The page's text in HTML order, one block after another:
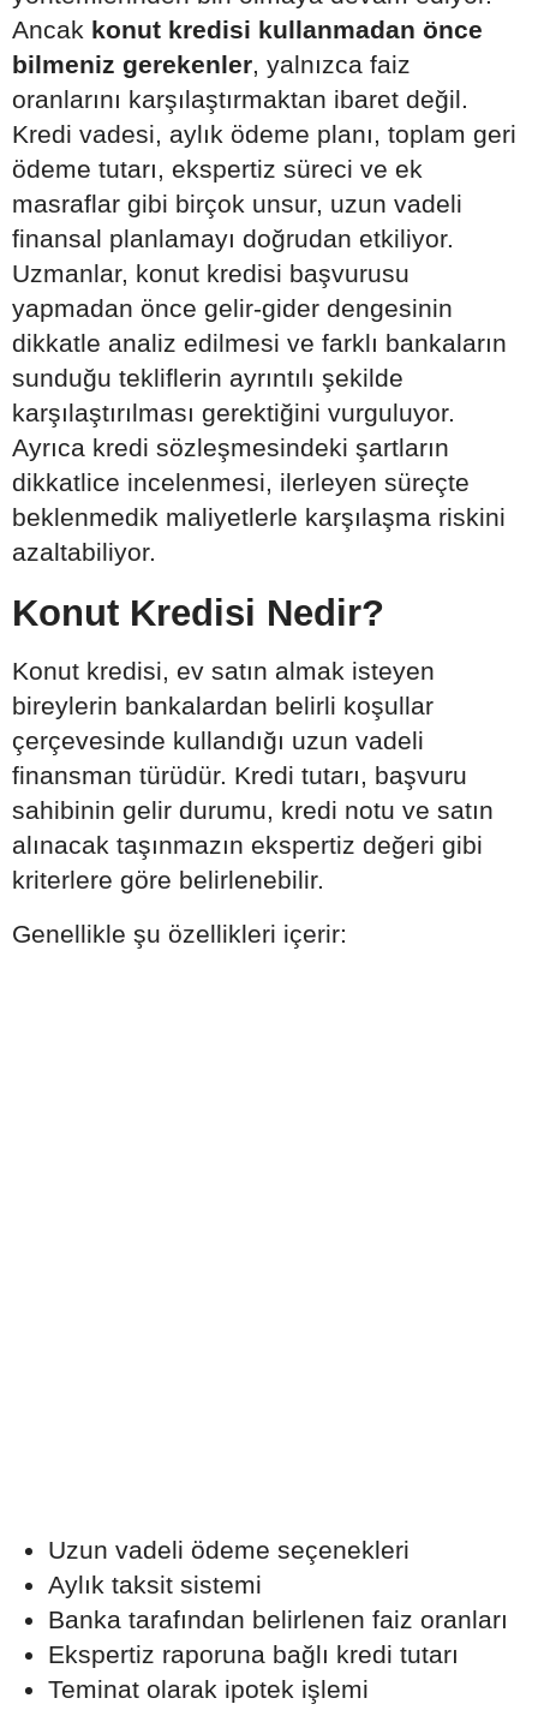
Ancak konut kredisi kullanmadan önce
bilmeniz gerekenler, yalnızca faiz
oranlarını karşılaştırmaktan ibaret değil.
Kredi vadesi, aylık ödeme planı, toplam geri
ödeme tutarı, ekspertiz süreci ve ek
masraflar gibi birçok unsur, uzun vadeli
finansal planlamayı doğrudan etkiliyor.
Uzmanlar, konut kredisi başvurusu
yapmadan önce gelir-gider dengesinin
dikkatle analiz edilmesi ve farklı bankaların
sunduğu tekliflerin ayrıntılı şekilde
karşılaştırılması gerektiğini vurguluyor.
Ayrıca kredi sözleşmesindeki şartların
dikkatlice incelenmesi, ilerleyen süreçte
beklenmedik maliyetlerle karşılaşma riskini
azaltabiliyor.
Konut Kredisi Nedir?
Konut kredisi, ev satın almak isteyen
bireylerin bankalardan belirli koşullar
çerçevesinde kullandığı uzun vadeli
finansman türüdür. Kredi tutarı, başvuru
sahibinin gelir durumu, kredi notu ve satın
alınacak taşınmazın ekspertiz değeri gibi
kriterlere göre belirlenebilir.
Genellikle şu özellikleri içerir:
Uzun vadeli ödeme seçenekleri
Aylık taksit sistemi
Banka tarafından belirlenen faiz oranları
Ekspertiz raporuna bağlı kredi tutarı
Teminat olarak ipotek işlemi